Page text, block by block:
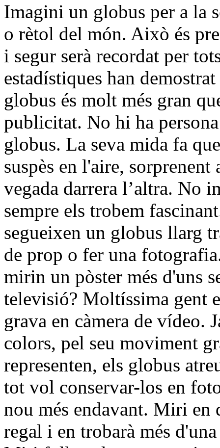
Imagini un globus per a la
o rètol del món. Això és
i segur serà recordat per
estadístiques han
globus és molt més gran
publicitat. No hi ha
globus. La seva mida fa
suspès en l'aire,
vegada darrera l’altra. No
sempre els trobem
segueixen un globus llarg
de prop o fer una
mirin un pòster més d'uns
televisió? Moltíssima gent
grava en càmera de vídeo.
colors, pel seu moviment
representen, els globus
tot vol conservar-los en
nou més endavant. Miri en
regal i en trobarà més